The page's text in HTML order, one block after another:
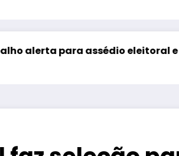
assédio eleitoral e reforça